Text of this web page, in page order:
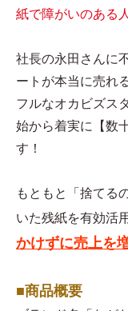
紙で障がいのある
社長の永田さんに
ートが本当に売れ
フルなオカビズス
始から着実に【数
す！
もともと「捨てる
いた残紙を有効活
かけずに売上を
■商品概要